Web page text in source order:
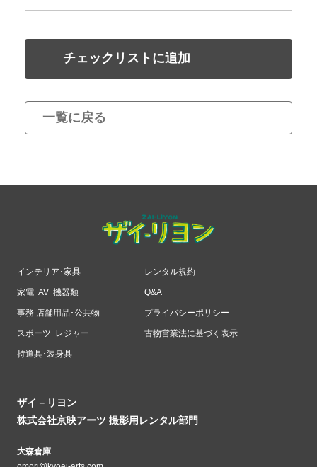
チェックリストに追加
一覧に戻る
インテリア･家具
家電･AV･機器類
事務 店舗用品･公共物
スポーツ･レジャー
持道具･装身具
レンタル規約
Q&A
プライバシーポリシー
古物営業法に基づく表示
ザイ－リヨン
株式会社京映アーツ 撮影用レンタル部門
大森倉庫